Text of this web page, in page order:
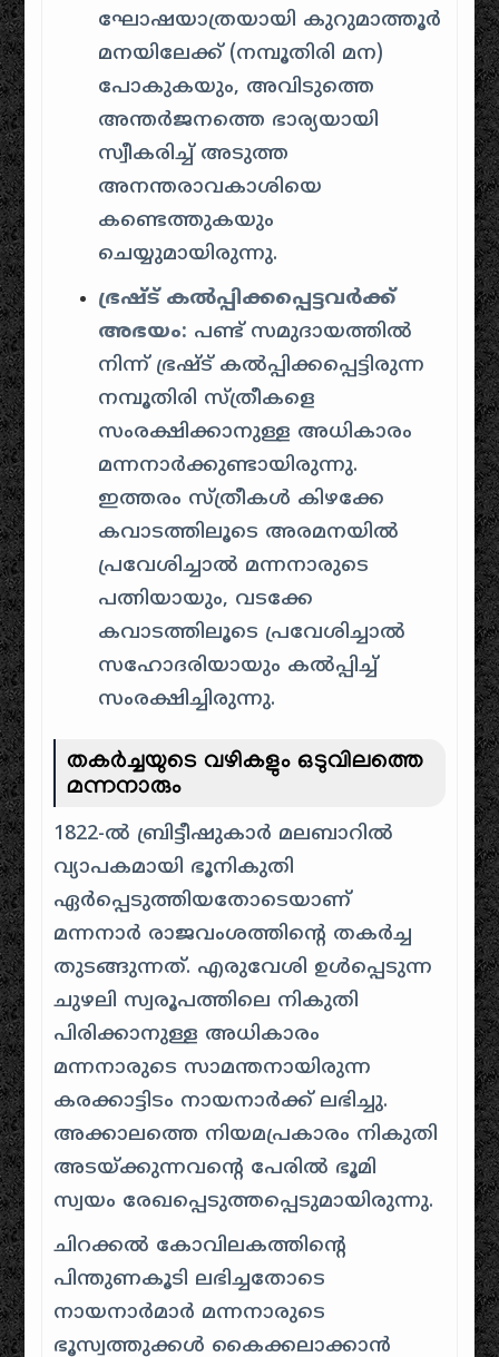
ഘോഷയാത്രയായി കുറുമാത്തൂർ
മനയിലേക്ക് (നമ്പൂതിരി മന)
പോകുകയും, അവിടുത്തെ
അന്തർജനത്തെ ഭാര്യയായി
സ്വീകരിച്ച് അടുത്ത
അനന്തരാവകാശിയെ
കണ്ടെത്തുകയും
ചെയ്യുമായിരുന്നു.
ഭ്രഷ്ട് കൽപ്പിക്കപ്പെട്ടവർക്ക്
അഭയം: പണ്ട് സമുദായത്തിൽ
നിന്ന് ഭ്രഷ്ട് കൽപ്പിക്കപ്പെട്ടിരുന്ന
നമ്പൂതിരി സ്ത്രീകളെ
സംരക്ഷിക്കാനുള്ള അധികാരം
മന്നനാർക്കുണ്ടായിരുന്നു.
ഇത്തരം സ്ത്രീകൾ കിഴക്കേ
കവാടത്തിലൂടെ അരമനയിൽ
പ്രവേശിച്ചാൽ മന്നനാരുടെ
പത്നിയായും, വടക്കേ
കവാടത്തിലൂടെ പ്രവേശിച്ചാൽ
സഹോദരിയായും കൽപ്പിച്ച്
സംരക്ഷിച്ചിരുന്നു.
തകർച്ചയുടെ വഴികളും ഒടുവിലത്തെ
മന്നനാരും
1822-ൽ ബ്രിട്ടീഷുകാർ മലബാറിൽ
വ്യാപകമായി ഭൂനികുതി
ഏർപ്പെടുത്തിയതോടെയാണ്
മന്നനാർ രാജവംശത്തിന്റെ തകർച്ച
തുടങ്ങുന്നത്. എരുവേശി ഉൾപ്പെടുന്ന
ചുഴലി സ്വരൂപത്തിലെ നികുതി
പിരിക്കാനുള്ള അധികാരം
മന്നനാരുടെ സാമന്തനായിരുന്ന
കരക്കാട്ടിടം നായനാർക്ക് ലഭിച്ചു.
അക്കാലത്തെ നിയമപ്രകാരം നികുതി
അടയ്ക്കുന്നവന്റെ പേരിൽ ഭൂമി
സ്വയം രേഖപ്പെടുത്തപ്പെടുമായിരുന്നു.
ചിറക്കൽ കോവിലകത്തിന്റെ
പിന്തുണകൂടി ലഭിച്ചതോടെ
നായനാർമാർ മന്നനാരുടെ
ഭൂസ്വത്തുക്കൾ കൈക്കലാക്കാൻ